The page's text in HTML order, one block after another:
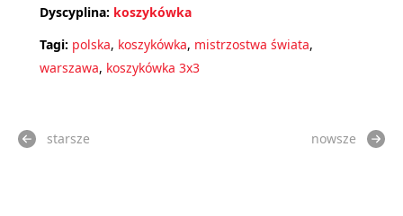
Dyscyplina: koszykówka
Tagi: polska, koszykówka, mistrzostwa świata,
warszawa, koszykówka 3x3
starsze nowsze